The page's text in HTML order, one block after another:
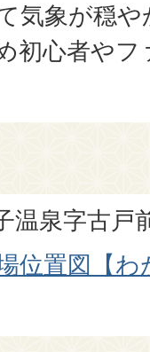
気象が穏
初心者や
温泉字古戸
位置図【